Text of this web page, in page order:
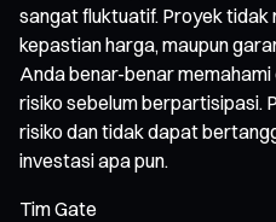
sangat fluktuatif. Proyek tidak
kepastian harga, maupun
Anda benar-benar
risiko sebelum berpartisipasi.
risiko dan tidak dapat
investasi apa pun.
Tim Gate